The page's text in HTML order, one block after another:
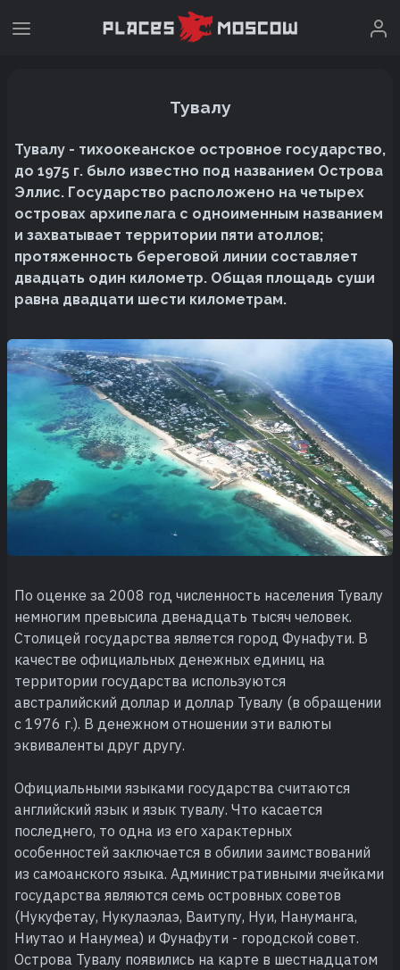
Тувалу
Тувалу - тихоокеанское островное государство,
до 1975 г. было известно под названием Острова
Эллис. Государство расположено на четырех
островах архипелага с одноименным названием
и захватывает территории пяти атоллов;
протяженность береговой линии составляет
двадцать один километр. Общая площадь суши
равна двадцати шести километрам.
По оценке за 2008 год численность населения Тувалу
немногим превысила двенадцать тысяч человек.
Столицей государства является город Фунафути. В
качестве официальных денежных единиц на
территории государства используются
австралийский доллар и доллар Тувалу (в обращении
с 1976 г.). В денежном отношении эти валюты
эквиваленты друг другу.
Официальными языками государства считаются
английский язык и язык тувалу. Что касается
последнего, то одна из его характерных
особенностей заключается в обилии заимствований
из самоанского языка. Административными ячейками
государства являются семь островных советов
(Нукуфетау, Нукулаэлаэ, Ваитупу, Нуи, Нануманга,
Ниутао и Нанумеа) и Фунафути - городской совет.
Острова Тувалу появились на карте в шестнадцатом